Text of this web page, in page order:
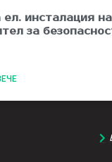
ел. инсталация
за